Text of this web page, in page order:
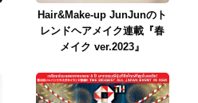
Hair&Make-up JunJunのト
レンドヘアメイク連載『春
メイク ver.2023』